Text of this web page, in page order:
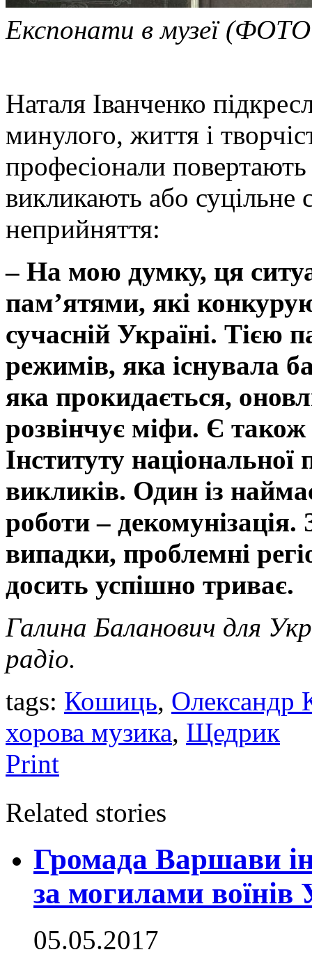
Експонати в музеї (ФОТО
Наталя Іванченко
минулого, життя і
професіонали повертають
викликають або суцільне
неприйняття:
– На мою думку, ця
пам’ятями, які
сучасній Україні. Тією
режимів, яка існувала
яка прокидається,
розвінчує міфи. Є також
Інституту
викликів. Один із
роботи–
випадки, проблемні
досить успішно триває.
Галина Баланович для
радіо.
tags: Кошиць, Олександр
хорова музика, Щедрик
Print
Related stories
Громада Варшави
за могилами
05.05.2017